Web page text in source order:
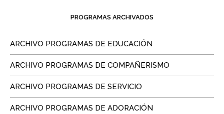
PROGRAMAS ARCHIVADOS
ARCHIVO PROGRAMAS DE EDUCACIÓN
ARCHIVO PROGRAMAS DE COMPAÑERISMO
ARCHIVO PROGRAMAS DE SERVICIO
ARCHIVO PROGRAMAS DE ADORACIÓN